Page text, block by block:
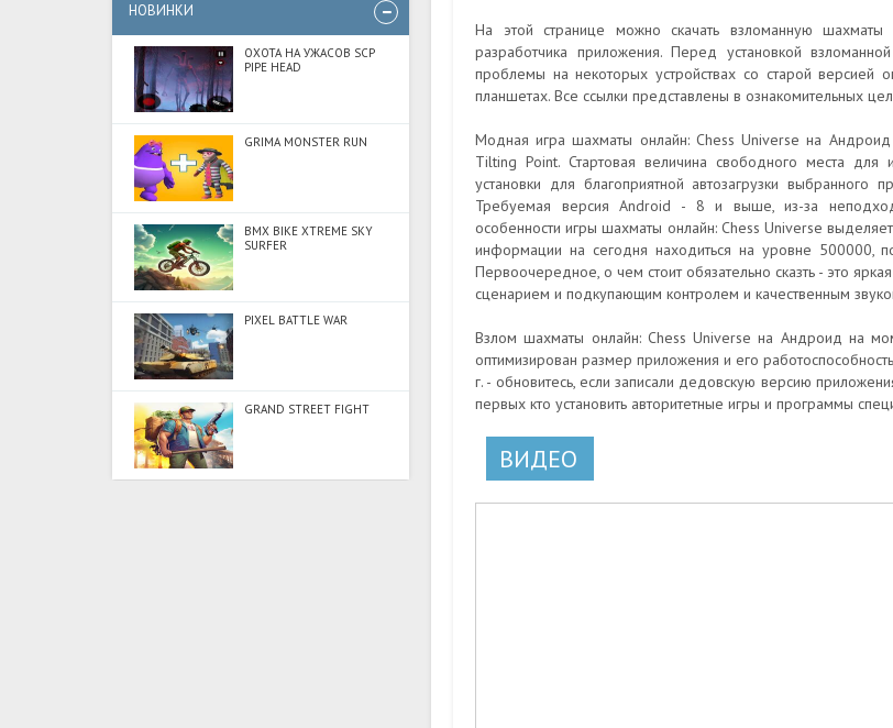
НОВИНКИ
ОХОТА НА УЖАСОВ SCP
PIPE HEAD
GRIMA MONSTER RUN
BMX BIKE XTREME SKY
SURFER
PIXEL BATTLE WAR
GRAND STREET FIGHT
На этой странице можно скачать взломанную
разработчика приложения. Перед установкой
проблемы на некоторых устройствах со старой версией
планшетах. Все ссылки представлены в ознакомительных
Модная игра шахматы онлайн: Chess Universe на Андроид
Tilting Point. Стартовая величина свободного места
установки для благоприятной автозагрузки
Требуемая версия Android - 8 и выше, из-за
особенности игры шахматы онлайн: Chess Universe
информации на сегодня находиться на уровне 500000,
Первоочередное, о чем стоит обязательно сказть - это
сценарием и подкупающим контролем и качественным
Взлом шахматы онлайн: Chess Universe на Андроид на
оптимизирован размер приложения и его
г. - обновитесь, если записали дедовскую версию
первых кто установить авторитетные игры и программы
ВИДЕО